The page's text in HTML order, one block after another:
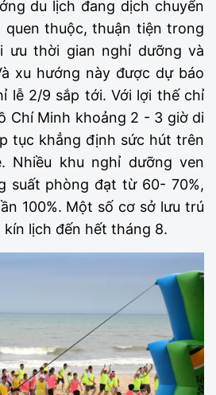
du lịch đang dịch chuyển
quen thuộc, thuận tiện trong
ưu thời gian nghỉ dưỡng và
xu hướng này được dự báo
lễ 2/9 sắp tới. Với lợi thế chỉ
Chí Minh khoảng 2 - 3 giờ di
tục khẳng định sức hút trên
Nhiều khu nghỉ dưỡng ven
suất phòng đạt từ 60- 70%,
100%. Một số cơ sở lưu trú
lịch đến hết tháng 8.